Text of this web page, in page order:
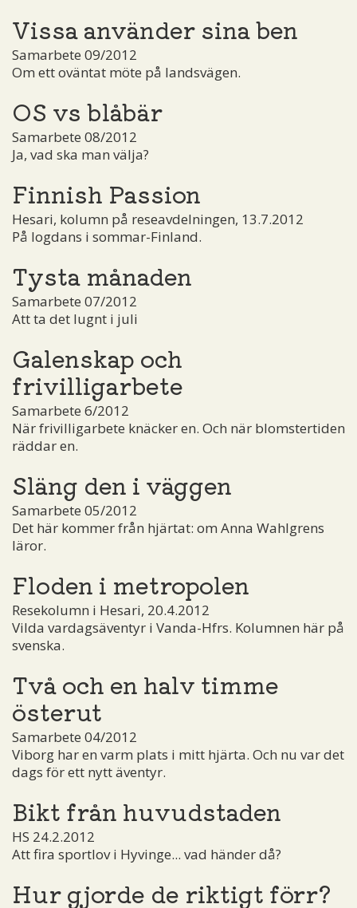
Vissa använder sina ben
Samarbete 09/2012
Om ett oväntat möte på landsvägen.
OS vs blåbär
Samarbete 08/2012
Ja, vad ska man välja?
Finnish Passion
Hesari, kolumn på reseavdelningen, 13.7.2012
På logdans i sommar-Finland.
Tysta månaden
Samarbete 07/2012
Att ta det lugnt i juli
Galenskap och
frivilligarbete
Samarbete 6/2012
När frivilligarbete knäcker en. Och när blomstertiden
räddar en.
Släng den i väggen
Samarbete 05/2012
Det här kommer från hjärtat: om Anna Wahlgrens
läror.
Floden i metropolen
Resekolumn i Hesari, 20.4.2012
Vilda vardagsäventyr i Vanda-Hfrs. Kolumnen här på
svenska.
Två och en halv timme
österut
Samarbete 04/2012
Viborg har en varm plats i mitt hjärta. Och nu var det
dags för ett nytt äventyr.
Bikt från huvudstaden
HS 24.2.2012
Att fira sportlov i Hyvinge... vad händer då?
Hur gjorde de riktigt förr?